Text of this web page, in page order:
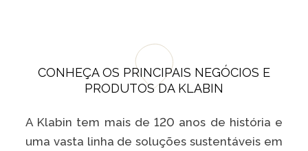
Sustentabilidade
Plante com a
Todas Florestas
Importam
CONHEÇA OS PRINCIPAIS NEGÓCIOS E
PRODUTOS DA KLABIN
A Klabin tem mais de 120 anos de história e
uma vasta linha de soluções sustentáveis em